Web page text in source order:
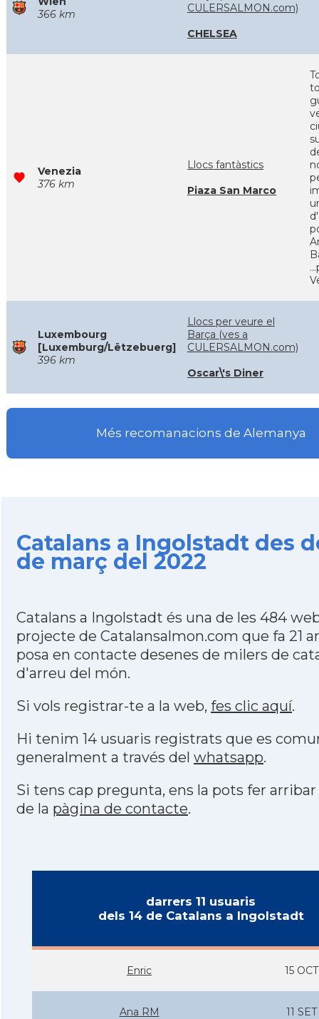
366 km
CULERSALMON.com)
CHELSEA
Venezia
376 km
Llocs fantàstics
Piaza San Marco
Luxembourg
[Luxemburg/Lëtzebuerg]
396 km
Llocs per veure el
Barça (ves a
CULERSALMON.com)
Oscar\'s Diner
Més recomanacions de Alemanya
Catalans a Ingolstadt des
de març del 2022
Catalans a Ingolstadt és una de les 484
projecte de Catalansalmon.com que fa 21
posa en contacte desenes de milers de
d'arreu del món.
Si vols registrar-te a la web, fes clic aquí.
Hi tenim 14 usuaris registrats que es
generalment a través del whatsapp.
Si tens cap pregunta, ens la pots fer arribar
de la pàgina de contacte.
darrers 11 usuaris
dels 14 de Catalans a Ingolstadt
Enric 15
Ana RM 11